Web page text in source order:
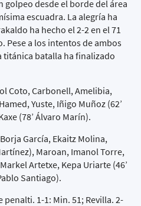
golpeo desde el borde del área
escuadra. La alegría ha
ha hecho el 2-2 en el 71
Pese a los intentos de ambos
batalla ha finalizado
Coto, Carbonell, Amelibia,
Yuste, Iñigo Muñoz (62’
(78’ Álvaro Marín).
García, Ekaitz Molina,
Maroan, Imanol Torre,
Artetxe, Kepa Uriarte (46’
Santiago).
penalti. 1-1: Min. 51; Revilla. 2-